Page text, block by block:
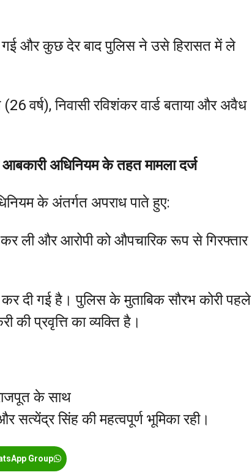
और कुछ देर बाद पुलिस ने उसे हिरासत में ले
वर्ष), निवासी रविशंकर वार्ड बताया और अवैध
आबकारी अधिनियम के तहत मामला दर्ज
के अंतर्गत अपराध पाते हुए:
ली और आरोपी को औपचारिक रूप से गिरफ्तार
दी गई है। पुलिस के मुताबिक सौरभ कोरी पहले
की प्रवृत्ति का व्यक्ति है।
के साथ
सिंह की महत्वपूर्ण भूमिका रही।
Group